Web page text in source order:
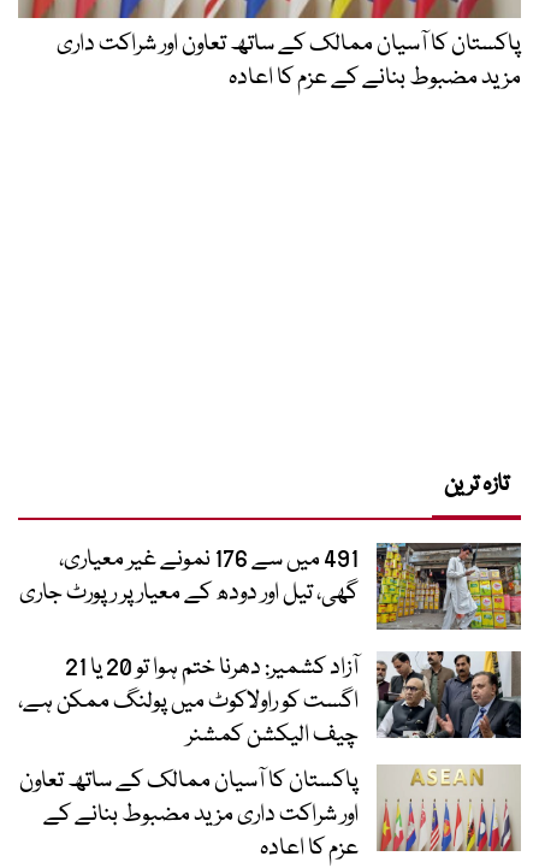
پاکستان کا آسیان ممالک کے ساتھ تعاون اور شراکت داری
مزید مضبوط بنانے کے عزم کا اعادہ
تازہ ترین
491 میں سے 176 نمونے غیر معیاری،
گھی، تیل اور دودھ کے معیار پر رپورٹ جاری
آزاد کشمیر: دھرنا ختم ہوا تو 20 یا 21
اگست کو راولاکوٹ میں پولنگ ممکن ہے،
چیف الیکشن کمشنر
پاکستان کا آسیان ممالک کے ساتھ تعاون
اور شراکت داری مزید مضبوط بنانے کے
عزم کا اعادہ